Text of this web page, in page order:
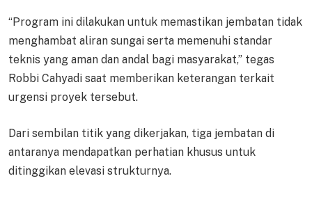
“Program ini dilakukan untuk memastikan jembatan tidak
menghambat aliran sungai serta memenuhi standar
teknis yang aman dan andal bagi masyarakat,” tegas
Robbi Cahyadi saat memberikan keterangan terkait
urgensi proyek tersebut.
Dari sembilan titik yang dikerjakan, tiga jembatan di
antaranya mendapatkan perhatian khusus untuk
ditinggikan elevasi strukturnya.